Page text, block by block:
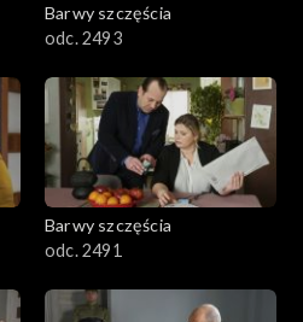
Barwy szczęścia
odc. 2493
Barwy szczęścia
odc. 2491